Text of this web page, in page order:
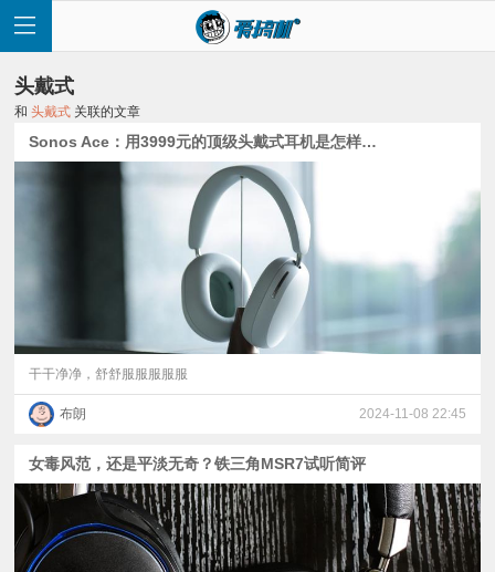
讯
评
测
视
头戴式
和头戴式 关联的文章
Sonos Ace：用3999元的顶级头戴式耳机是怎样一种体验？
干干净净，舒舒服服服服服
布朗 2024-11-08 22:45
女毒风范，还是平淡无奇？铁三角MSR7试听简评